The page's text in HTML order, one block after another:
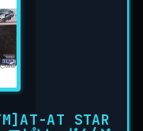
AT STAR